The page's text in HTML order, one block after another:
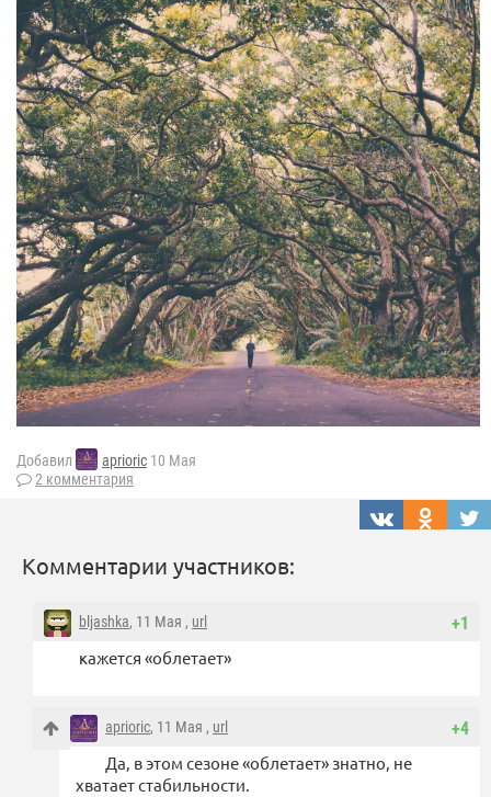
Добавил aprioric 10 Мая
2 комментария
Комментарии участников:
+1
bljashka, 11 Мая , url
кажется «облетает»
+4
aprioric, 11 Мая , url
Да, в этом сезоне «облетает» знатно, не
хватает стабильности.